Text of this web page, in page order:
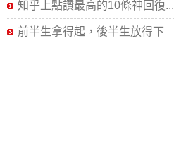
知乎上點讚最高的10條神回復...
前半生拿得起，後半生放得下